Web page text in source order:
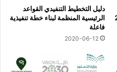
دليل التخطيط التنفيدي القواعد
الرئيسية المنظمة لبناء خطة تنفيذية
فاعلة
2020-06-12